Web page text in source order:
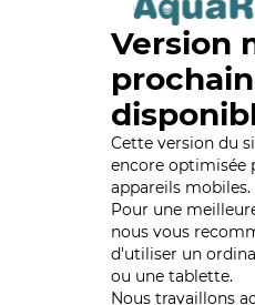
Version
Cette version du
encore optimisée
appareils mobiles.
Pour une
nous vous
d'utiliser un
ou une tablette.
Nous travaillons